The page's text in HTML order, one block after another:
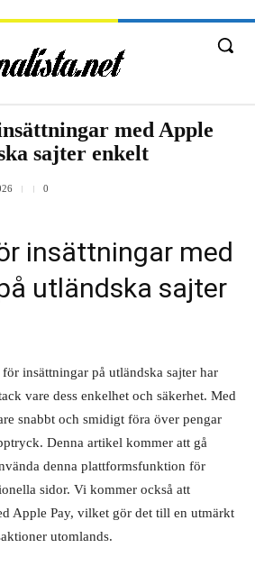
med Apple
sajter enkelt
0
insättningar med
utländska sajter
insättningar på utländska sajter har
vare dess enkelhet och säkerhet. Med
snabbt och smidigt föra över pengar
Denna artikel kommer att gå
denna plattformsfunktion för
sidor. Vi kommer också att
Apple Pay, vilket gör det till en utmärkt
utomlands.